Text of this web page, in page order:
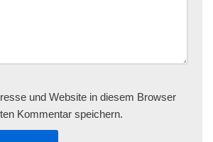
und Website in diesem Browser
Kommentar speichern.